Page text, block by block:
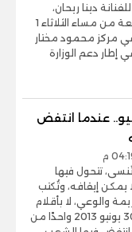
دينا ريحان،
وذلك في تمام الساعة السابعة من مساء الثلاثاء 1
في مركز محمود مختار
إطار دعم الوزارة
يكتب: 30 يونيو.. عندما انتفض
تتحول فيها
يمكن إيقافه، وتُكتب
والوعي، لا بأقلام
السلطة وحدها. ويظل يوم 30 يونيو 2013 واحدًا من